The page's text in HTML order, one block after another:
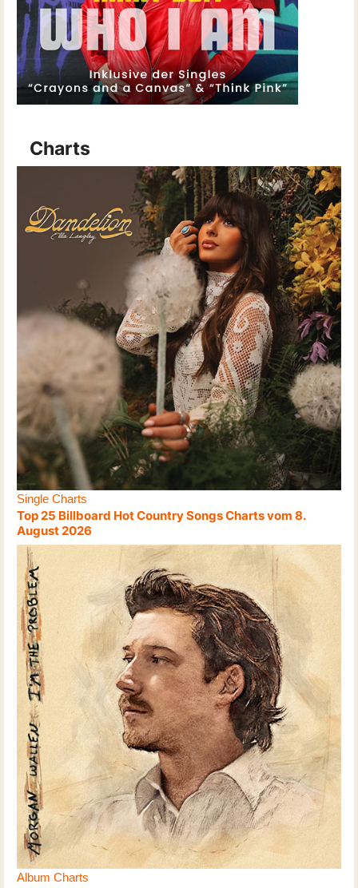
Charts
Single Charts
Top 25 Billboard Hot Country Songs Charts vom 8.
August 2026
Album Charts